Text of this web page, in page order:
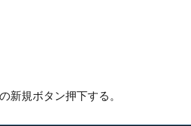
新規ボタン押下する。